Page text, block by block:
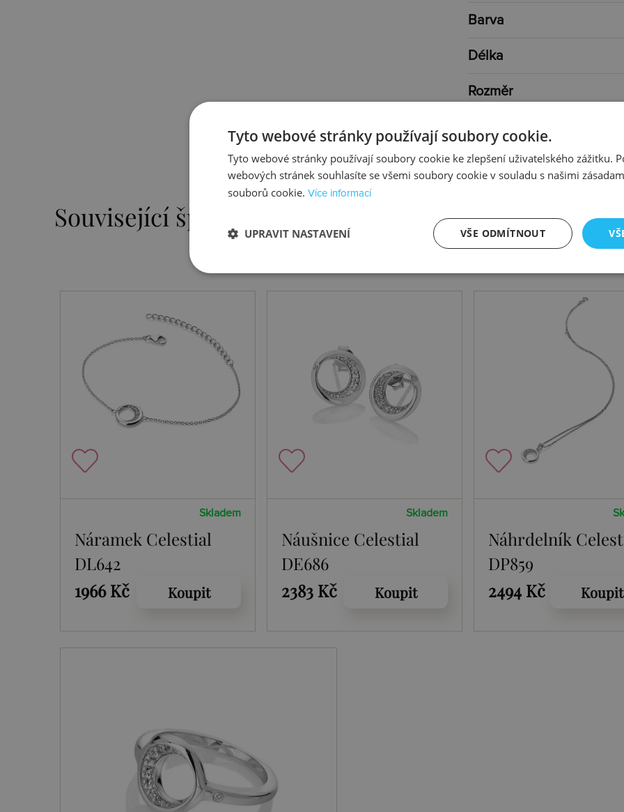
Barva
Délka
Rozměr
Průměr
Související šperky
Skladem
Náramek Celestial
DL642
1966 Kč
Koupit
Skladem
Náušnice Celestial
DE686
2383 Kč
Koupit
Náhrdelník
DP859
2494 Kč
Koupit
Tyto webové stránky používají soubory cookie.
Tyto webové stránky používají soubory cookie ke zlepšení uživatelského zážitku.
webových stránek souhlasíte se všemi soubory cookie v souladu s našimi
souborů cookie. Více informací
VŠE ODMÍTNOUT
UPRAVIT NASTAVENÍ